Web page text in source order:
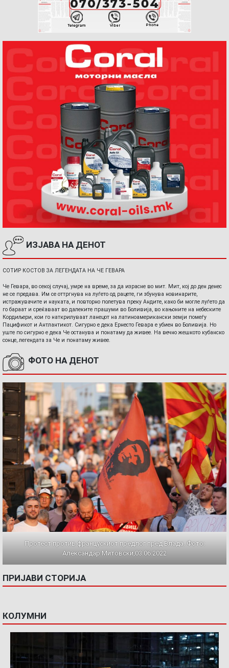
ИЗЈАВА НА ДЕНОТ
СОТИР КОСТОВ ЗА ЛЕГЕНДАТА НА ЧЕ ГЕВАРА
Че Гевара, во секој случај, умре на време, за да израсне во мит. Мит, кој до ден денес
не се предава. Им се оттргнува на луѓето од рацете, ги збунува новинарите,
истражувачите и науката, и повторно полетува преку Андите, како би могле луѓето да
го бараат и среќаваат во далеките прашуми во Боливија, во кањоните на небеските
Кордиљери, кои го наткрилуваат ланецот на латиноамерикански земји помеѓу
Пацификот и Антлантикот. Сигурно е дека Ернесто Гевара е убиен во Боливија. Но
уште по сигурно е дека Че останува и понатаму да живее. На вечно жешкото кубанско
сонце, легендата за Че и понатаму живее.
ФОТО НА ДЕНОТ
Протест против францускиот предлог пред Влада. Фото:
Александар Митовски,03.06.2022
ПРИЈАВИ СТОРИЈА
КОЛУМНИ